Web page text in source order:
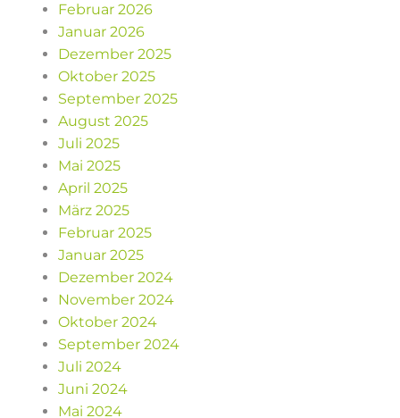
Februar 2026
Januar 2026
Dezember 2025
Oktober 2025
September 2025
August 2025
Juli 2025
Mai 2025
April 2025
März 2025
Februar 2025
Januar 2025
Dezember 2024
November 2024
Oktober 2024
September 2024
Juli 2024
Juni 2024
Mai 2024